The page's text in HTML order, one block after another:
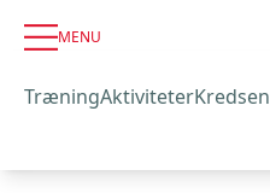
MENU
TræningAktiviteterKredsen